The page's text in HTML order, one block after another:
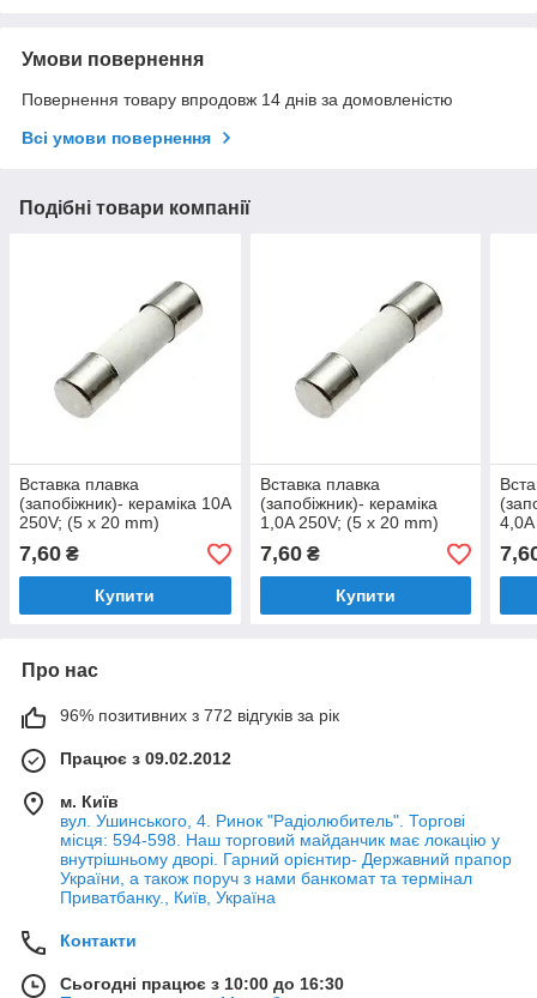
Умови повернення
Повернення товару впродовж 14 днів за домовленістю
Всі умови повернення
Подібні товари компанії
Вставка плавка
(запобіжник)- кераміка 10A
250V; (5 x 20 mm)
7,60 ₴
Купити
Вставка плавка
(запобіжник)- кераміка
1,0A 250V; (5 x 20 mm)
7,60₴
Купити
Про нас
96% позитивних з 772 відгуків за рік
Працює з 09.02.2012
м. Київ
вул. Ушинського, 4. Ринок "Радіолюбитель". Торгові
місця: 594-598. Наш торговий майданчик має локацію у
внутрішньому дворі. Гарний орієнтир- Державний прапор
України, а також поруч з нами банкомат та термінал
Приватбанку., Київ, Україна
Контакти
Сьогодні працює з 10:00 до 16:30